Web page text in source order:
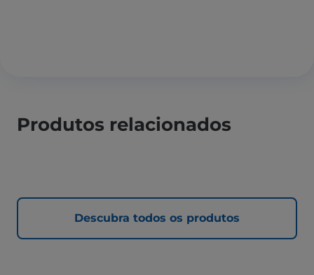
Produtos relacionados
Descubra todos os produtos